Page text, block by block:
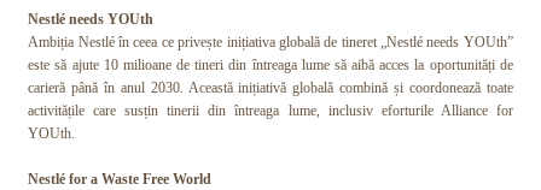
Nestlé needs YOUth
Ambiția Nestlé în ceea ce privește inițiativa globală de tineret „Nestlé needs YOUth”
este să ajute 10 milioane de tineri din întreaga lume să aibă acces la oportunități de
carieră până în anul 2030. Această inițiativă globală combină și coordonează toate
activitățile care susțin tinerii din întreaga lume, inclusiv eforturile Alliance for
YOUth.
Nestlé for a Waste Free World